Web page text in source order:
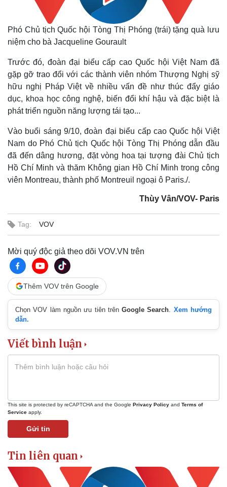
Kinh tế
Bất động sản
Khởi nghiệp
Thị trường
Tiêu dùng
Phó Chủ tịch Quốc hội Tòng Thị Phóng (trái) tặng quà lưu
niệm cho bà Jacqueline Gourault
Trước đó, đoàn đại biểu cấp cao Quốc hội Việt Nam đã
gặp gỡ trao đổi với các thành viên nhóm Thượng Nghị sỹ
hữu nghị Pháp Việt về nhiều vấn đề như thúc đẩy giáo
dục, khoa học công nghệ, biến đổi khí hậu và đặc biệt là
phát triển nguồn năng lượng tái tạo...
Vào buổi sáng 9/10, đoàn đại biểu cấp cao Quốc hội Việt
Nam do Phó Chủ tịch Quốc hội Tòng Thị Phóng dẫn đầu
đã đến dâng hương, đặt vòng hoa tại tượng đài Chủ tịch
Hồ Chí Minh và thăm Không gian Hồ Chí Minh trong công
viên Montreau, thành phố Montreuil ngoại ô Paris./.
Thùy Vân/VOV- Paris
Tag: VOV
Mời quý độc giả theo dõi VOV.VN trên
Thêm VOV trên Google
Chọn VOV làm nguồn ưu tiên trênGoogle Search
Xem hướng
dẫn.
Viết bình luận
This site is protected by reCAPTCHA and the Google Privacy Policy and Terms of
Service apply.
Gửi tin
Tin liên quan